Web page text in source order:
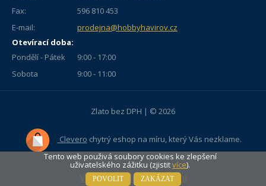
Fax:
596 810 453
E-mail:
prodejna@hobbyhavirov.cz
Otevírací doba:
Pondělí - Pátek
9:00 - 17:00
Sobota
9:00 - 11:00
Zlato bez DPH | © 2026
Clevero chytrý eshop na míru, který Vás nezklame.
Vypni mobilní zobrazení
Tento web použivá soubory cookies ke zlepšení
uživatelského zážitku (zjistitvíce).
POVOLIT ZAKÁZAT